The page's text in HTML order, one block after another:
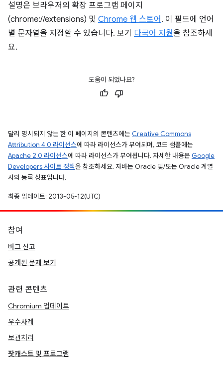
설명은 브라우저의 확장 프로그램 페이지
(chrome://extensions) 및 Chrome 웹 스토어 . 이 필드에 언어
별 문자열을 지정할 수 있습니다. 보기 다국어 지원을 참조하세
요.
도움이 되었나요?
달리 명시되지 않는 한 이 페이지의 콘텐츠에는 Creative Commons
Attribution 4.0 라이선스에 따라 라이선스가 부여되며, 코드 샘플에는
Apache 2.0 라이선스에 따라 라이선스가 부여됩니다. 자세한 내용은 Google
Developers 사이트 정책을 참조하세요. 자바는 Oracle 및/또는 Oracle 계열
사의 등록 상표입니다.
최종 업데이트: 2013-05-12(UTC)
참여
버그 신고
공개된 문제 보기
관련 콘텐츠
Chromium 업데이트
우수사례
보관처리
팟캐스트 및 프로그램